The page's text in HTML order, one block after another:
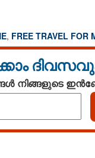
, FREE TRAVEL FOR
നിങ്ങളുടെ